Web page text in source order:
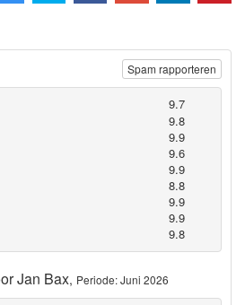
9.7
9.8
9.9
9.6
9.9
8.8
9.9
9.9
9.8
Jan Bax, Periode: Juni 2026
Spam rapporteren